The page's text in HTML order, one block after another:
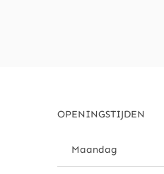
OPENINGSTIJDEN
Maandag